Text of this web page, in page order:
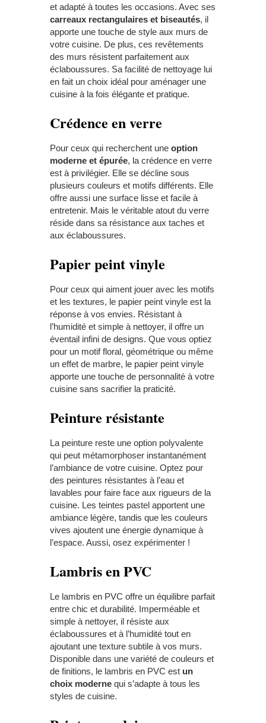
et adapté à toutes les occasions. Avec ses
carreaux rectangulaires et biseautés, il
apporte une touche de style aux murs de
votre cuisine. De plus, ces revêtements
des murs résistent parfaitement aux
éclaboussures. Sa facilité de nettoyage lui
en fait un choix idéal pour aménager une
cuisine à la fois élégante et pratique.
Crédence enverre
Pour ceux qui recherchent une option
moderne et épurée, la crédence en verre
est à privilégier. Elle se décline sous
plusieurs couleurs et motifs différents. Elle
offre aussi une surface lisse et facile à
entretenir. Mais le véritable atout du verre
réside dans sa résistance aux taches et
aux éclaboussures.
Papierpeintvinyle
Pour ceux qui aiment jouer avec les motifs
et les textures, le papier peint vinyle est la
réponse à vos envies. Résistant à
l’humidité et simple à nettoyer, il offre un
éventail infini de designs. Que vous optiez
pour un motif floral, géométrique ou même
un effet de marbre, le papier peint vinyle
apporte une touche de personnalité à votre
cuisine sans sacrifier la praticité.
Peinture résistante
La peinture reste une option polyvalente
qui peut métamorphoser instantanément
l’ambiance de votre cuisine. Optez pour
des peintures résistantes à l’eau et
lavables pour faire face aux rigueurs de la
cuisine. Les teintes pastel apportent une
ambiance légère, tandis que les couleurs
vives ajoutent une énergie dynamique à
l’espace. Aussi, osez expérimenter !
Lambris en PVC
Le lambris en PVC offre un équilibre parfait
entre chic et durabilité. Imperméable et
simple à nettoyer, il résiste aux
éclaboussures et à l’humidité tout en
ajoutant une texture subtile à vos murs.
Disponible dans une variété de couleurs et
de finitions, le lambris en PVC est un
choix moderne qui s’adapte à tous les
styles de cuisine.